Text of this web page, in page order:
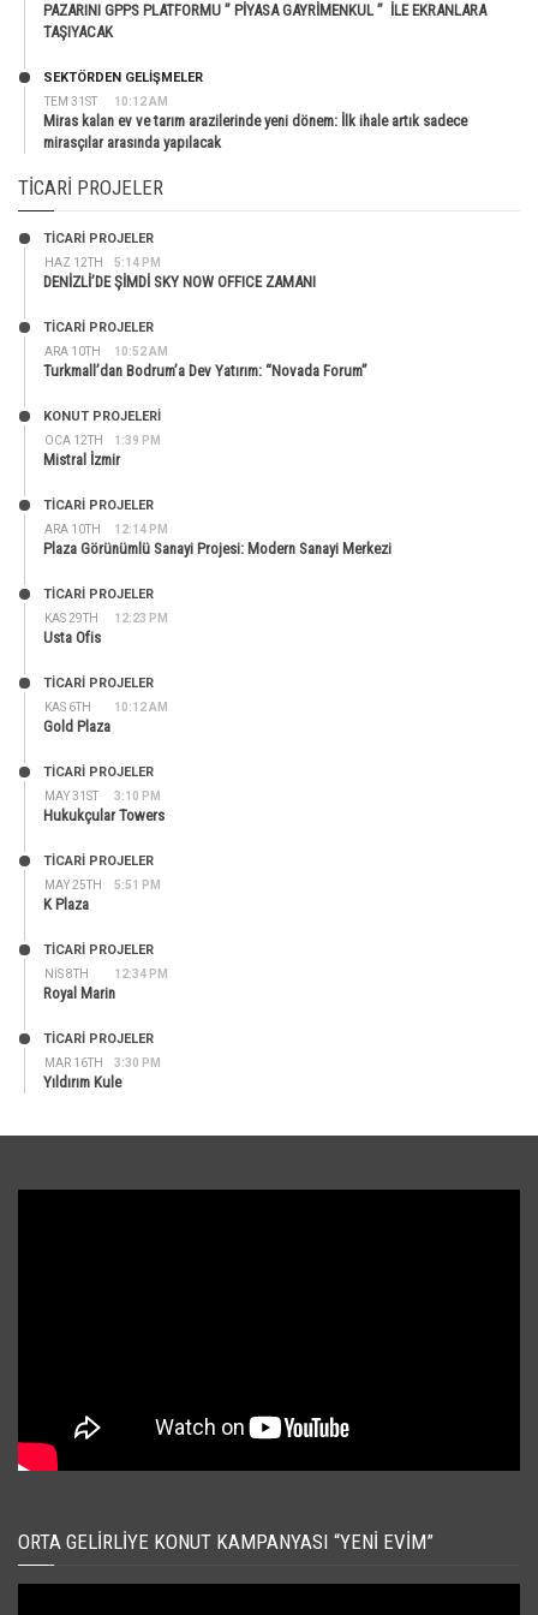
PAZARINI GPPS PLATFORMU ” PİYASA GAYRİMENKUL ” İLE EKRANLARA
TAŞIYACAK
TEM 31ST 10:12 AM
SEKTÖRDEN GELIŞMELER
Miras kalan ev ve tarım arazilerinde yeni dönem: İlk ihale artık sadece
mirasçılar arasında yapılacak
TICARI PROJELER
HAZ 12TH 5:14 PM
TİCARİ PROJELER
DENİZLİ’DE ŞİMDİ SKY NOW OFFICE ZAMANI
ARA 10TH 10:52 AM
TİCARİ PROJELER
Turkmall’dan Bodrum’a Dev Yatırım: “Novada Forum”
OCA 12TH 1:39 PM
KONUT PROJELERI
Mistral İzmir
ARA 10TH 12:14 PM
TİCARİ PROJELER
Plaza Görünümlü Sanayi Projesi: Modern Sanayi Merkezi
KAS 29TH 12:23 PM
TİCARİ PROJELER
Usta Ofis
KAS 6TH 10:12 AM
TİCARİ PROJELER
Gold Plaza
MAY 31ST 3:10 PM
TİCARİ PROJELER
Hukukçular Towers
MAY 25TH 5:51 PM
TİCARİ PROJELER
K Plaza
NIS 8TH 12:34 PM
TİCARİ PROJELER
Royal Marin
MAR 16TH 3:30 PM
TİCARİ PROJELER
Yıldırım Kule
ORTA GELIRLIYE KONUT KAMPANYASI “YENI EVIM”